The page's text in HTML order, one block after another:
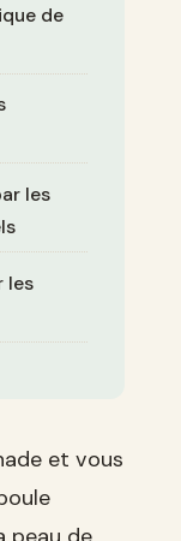
de
les
les
et vous